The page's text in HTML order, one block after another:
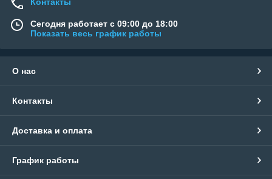
Сегодня работает с 09:00 до 18:00
Показать весь график работы
О нас
Контакты
Доставка и оплата
График работы